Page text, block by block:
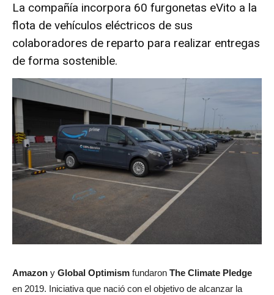
La compañía incorpora 60 furgonetas eVito a la
flota de vehículos eléctricos de sus
colaboradores de reparto para realizar entregas
de forma sostenible.
Amazon y Global Optimism fundaron The Climate Pledge
en 2019. Iniciativa que nació con el objetivo de alcanzar la